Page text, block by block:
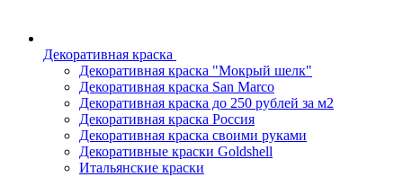
Декоративная краска
Декоративная краска "Мокрый шелк"
Декоративная краска San Marco
Декоративная краска до 250 рублей за м2
Декоративная краска Россия
Декоративная краска своими руками
Декоративные краски Goldshell
Итальянские краски